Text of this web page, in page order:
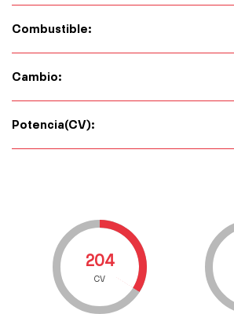
Combustible:
Cambio:
Potencia(CV):
204
CV